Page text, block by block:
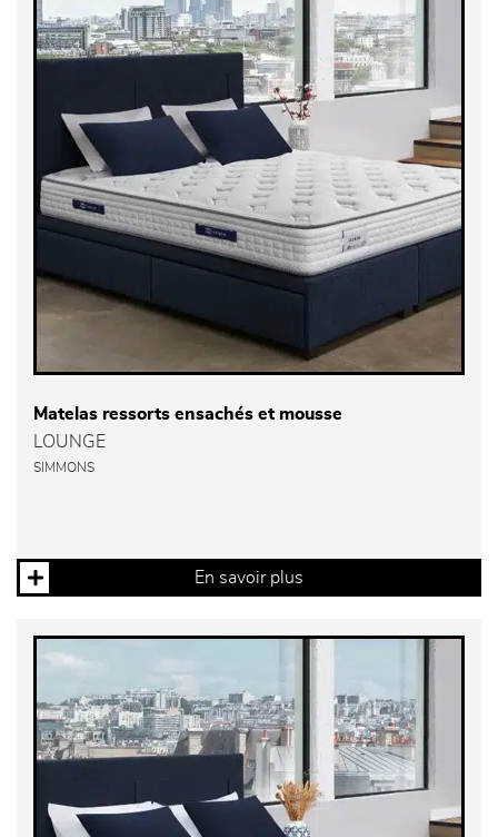
Matelas ressorts ensachés et mousse
LOUNGE
SIMMONS
En savoir plus